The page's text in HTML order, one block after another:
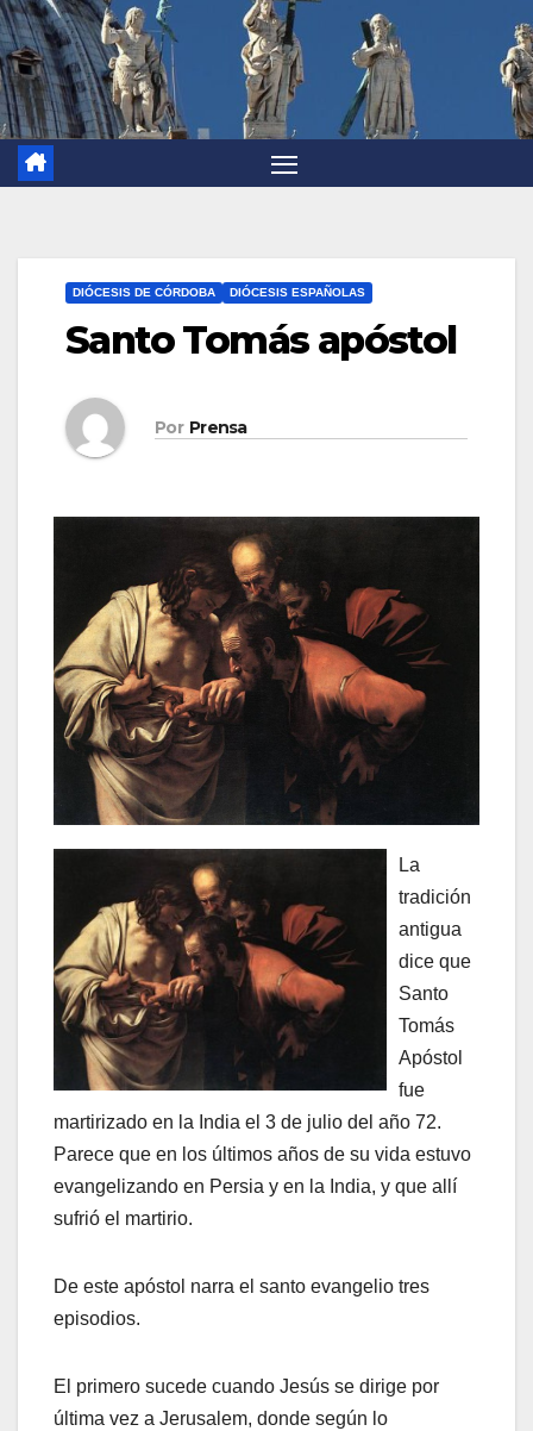
DIÓCESIS DE CÓRDOBA DIÓCESIS ESPAÑOLAS
Santo Tomás apóstol
Por Prensa
La
tradición
antigua
dice que
Santo
Tomás
Apóstol
fue
martirizado en la India el 3 de julio del año 72.
Parece que en los últimos años de su vida estuvo
evangelizando en Persia y en la India, y que allí
sufrió el martirio.
De este apóstol narra el santo evangelio tres
episodios.
El primero sucede cuando Jesús se dirige por
última vez a Jerusalem, donde según lo